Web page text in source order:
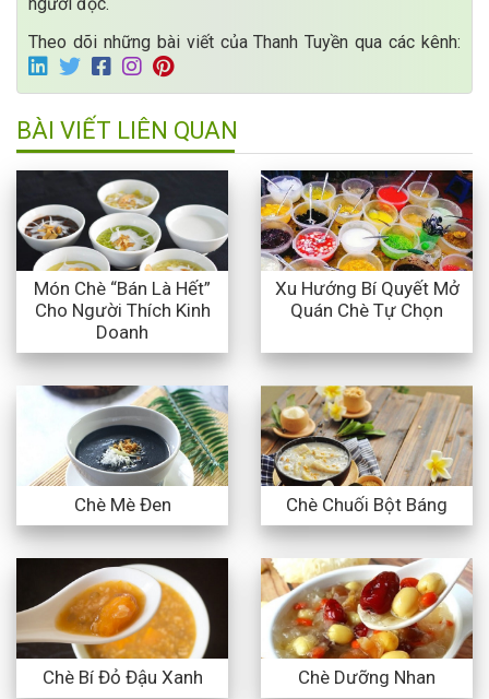
Theo dõi những bài viết của Thanh Tuyền qua các kênh:
BÀI VIẾT LIÊN QUAN
Món Chè “Bán Là Hết”
Cho Người Thích Kinh
Doanh
Xu Hướng Bí Quyết Mở
Quán Chè Tự Chọn
Chè Mè Đen Chè Chuối Bột Báng
Chè Bí Đỏ Đậu Xanh Chè Dưỡng Nhan